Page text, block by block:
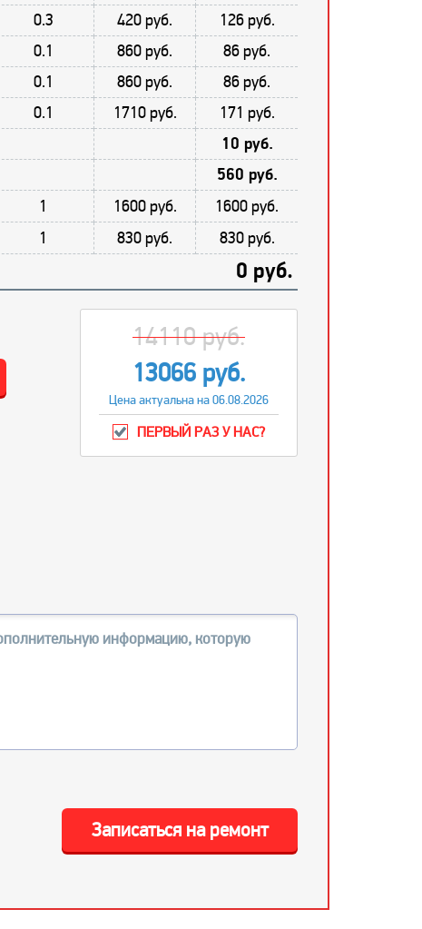
0.3 420 руб.
126 руб.
0.1 860 руб.
86 руб.
0.1 860 руб.
86 руб.
0.1 1710 руб. 171 руб.
10 руб.
560 руб.
1 1600 руб.
1600 руб.
1 830 руб. 830 руб.
0 руб.
14110 руб.
13066 руб.
Цена актуальна на 06.08.2026
ПЕРВЫЙ РАЗ У НАС?
Записаться на ремонт